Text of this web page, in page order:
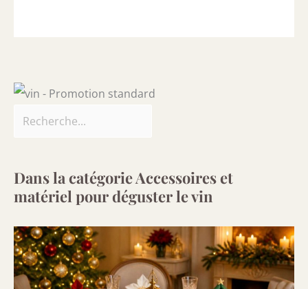
Dans la catégorie Accessoires et
matériel pour déguster le vin